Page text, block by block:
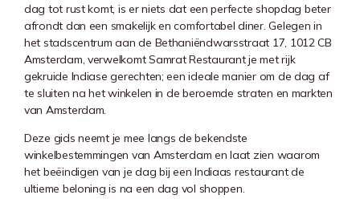
dag tot rust komt, is er niets dat een perfecte shopdag beter
afrondt dan een smakelijk en comfortabel diner. Gelegen in
het stadscentrum aan de Bethaniëndwarsstraat 17, 1012 CB
Amsterdam, verwelkomt Samrat Restaurant je met rijk
gekruide Indiase gerechten; een ideale manier om de dag af
te sluiten na het winkelen in de beroemde straten en markten
van Amsterdam.
Deze gids neemt je mee langs de bekendste
winkelbestemmingen van Amsterdam en laat zien waarom
het beëindigen van je dag bij een Indiaas restaurant de
ultieme beloning is na een dag vol shoppen.